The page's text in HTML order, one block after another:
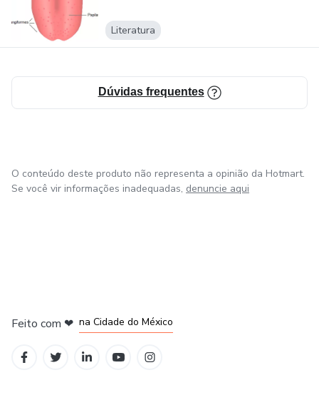
Literatura
Dúvidas frequentes
O conteúdo deste produto não representa a opinião da Hotmart.
Se você vir informações inadequadas, denuncie aqui
Feito com ❤ na Cidade do México